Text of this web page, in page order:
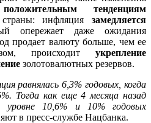
положительным тенденциям
страны: инфляция замедляется
опережает даже ожидания
продает валюту больше, чем ее
происходит укрепление
золотовалютных резервов.
равнялась 6,3% годовых, когда
Тогда как еще 4 месяца назад
10,6% и 10% годовых
в пресс-службе Нацбанка.